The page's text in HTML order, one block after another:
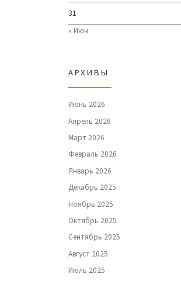
31
« Июн
АРХИВЫ
Июнь 2026
Апрель 2026
Март 2026
Февраль 2026
Январь 2026
Декабрь 2025
Ноябрь 2025
Октябрь 2025
Сентябрь 2025
Август 2025
Июль 2025